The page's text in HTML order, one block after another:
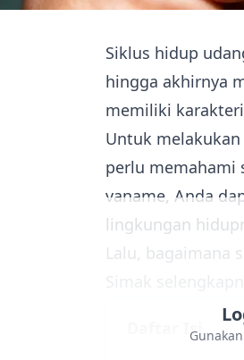
Siklus hidup
hingga akhirnya
memiliki
Untuk
perlu memahami
vaname, Anda
lingkungan
Lalu, bagaimana
Daftar Isi